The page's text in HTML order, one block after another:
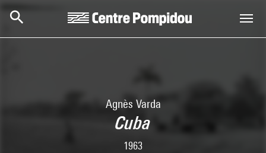
Agnès Varda
Cuba
1963